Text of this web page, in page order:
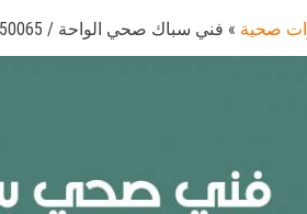
صحية » فني سباك صحي الواحة / 55850065 / معلم ادوات صحية